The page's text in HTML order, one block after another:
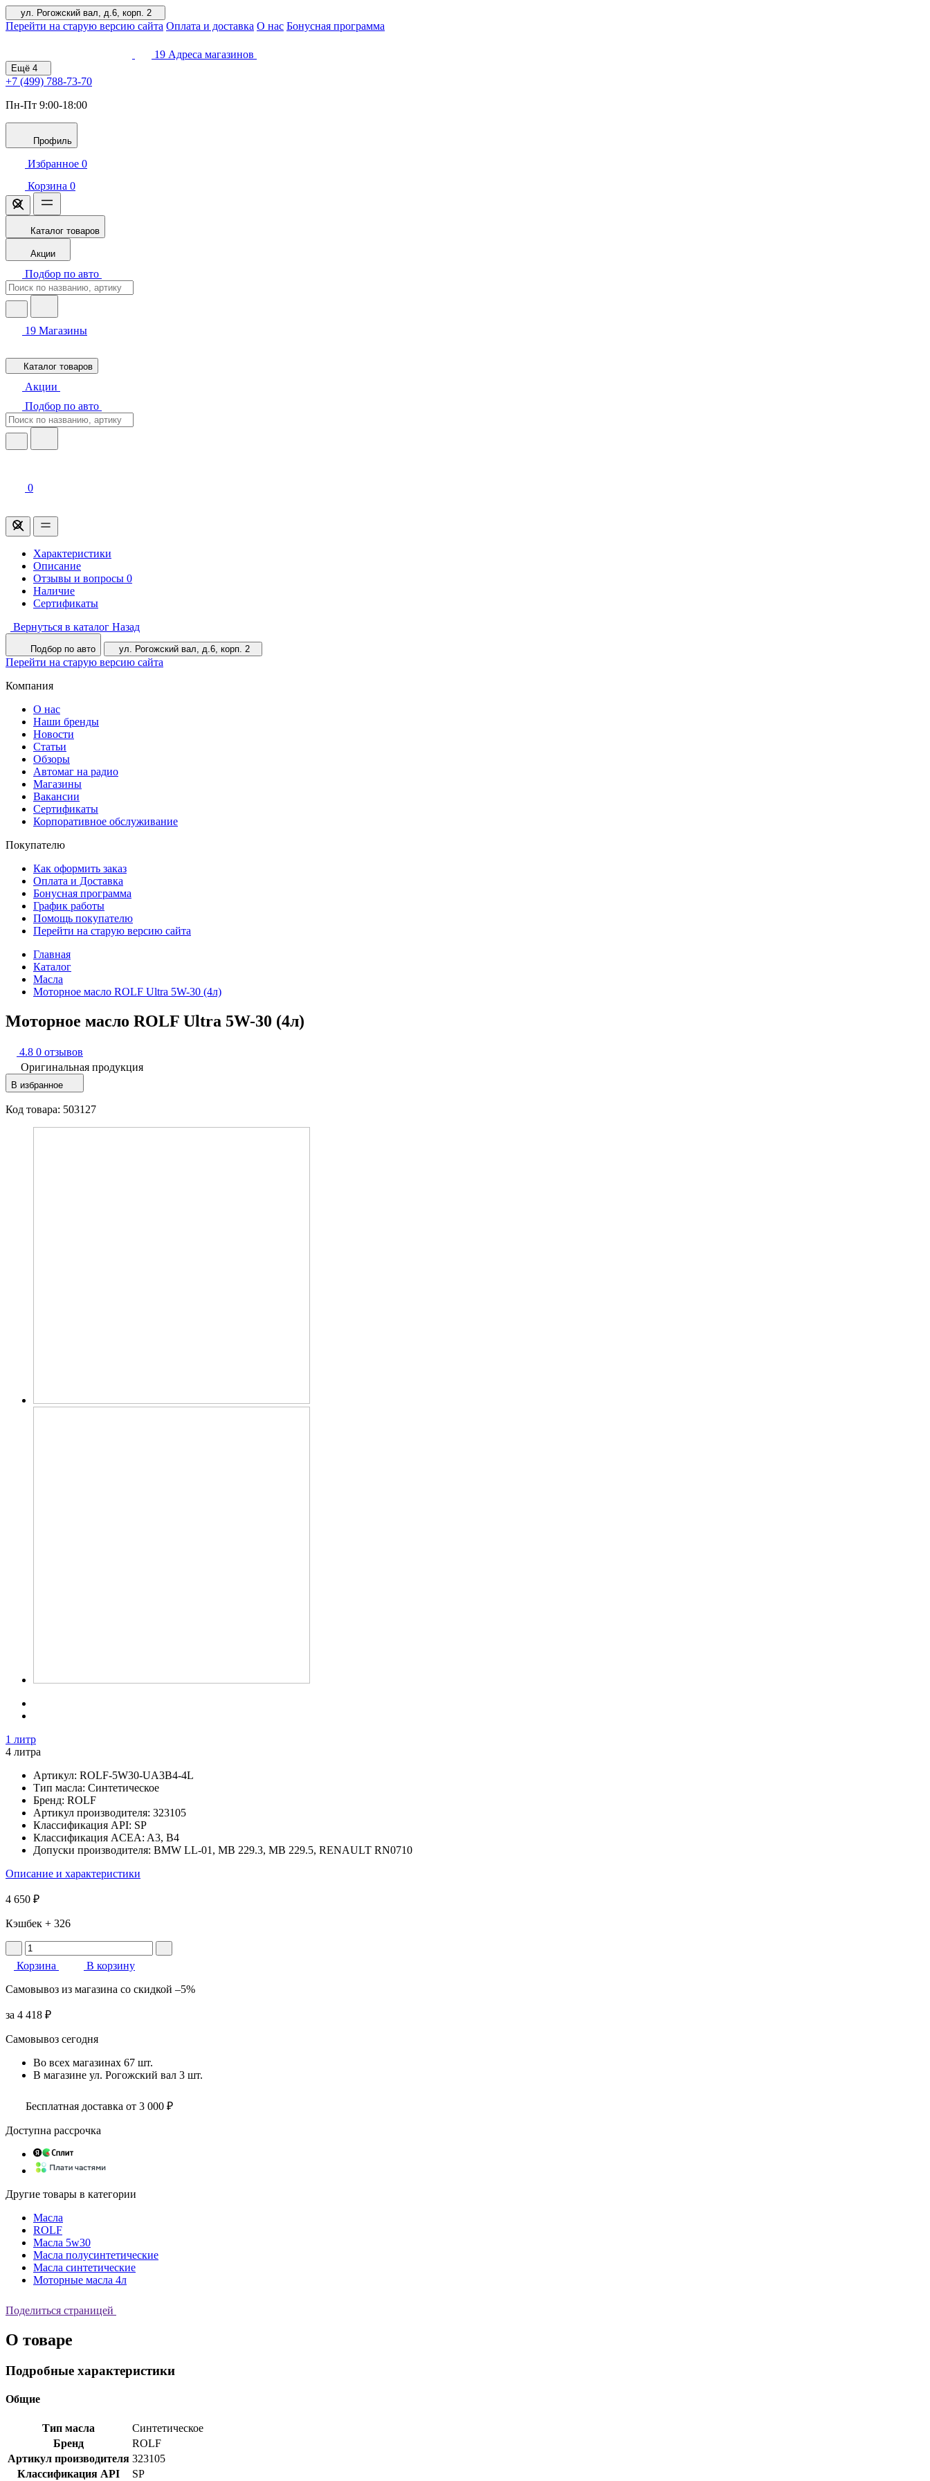
ул. Рогожский вал, д.6, корп. 2
Перейти на старую версию сайта Оплата и доставка О нас Бонусная программа
19 Адреса магазинов
Ещё 4
+7 (499) 788-73-70
Пн-Пт 9:00-18:00
Профиль
Избранное 0
Корзина 0
Каталог товаров
Акции
Подбор по авто
19 Магазины
Каталог товаров
Акции
Подбор по авто
0
Характеристики
Описание
Отзывы и вопросы 0
Наличие
Сертификаты
Вернуться в каталог Назад
Подбор по авто ул. Рогожский вал, д.6, корп. 2
Перейти на старую версию сайта
Компания
О нас
Наши бренды
Новости
Статьи
Обзоры
Автомаг на радио
Магазины
Вакансии
Сертификаты
Корпоративное обслуживание
Покупателю
Как оформить заказ
Оплата и Доставка
Бонусная программа
График работы
Помощь покупателю
Перейти на старую версию сайта
Главная
Каталог
Масла
Моторное масло ROLF Ultra 5W-30 (4л)
Моторное масло ROLF Ultra 5W-30 (4л)
4.8 0 отзывов
Оригинальная продукция
В избранное
Код товара: 503127
1 литр
4 литра
Артикул: ROLF-5W30-UA3B4-4L
Тип масла: Cинтетическое
Бренд: ROLF
Артикул производителя: 323105
Классификация API: SP
Классификация ACEA: A3, B4
Допуски производителя: BMW LL-01, MB 229.3, MB 229.5, RENAULT RN0710
Описание и характеристики
4 650 ₽
Кэшбек + 326
Корзина
В корзину
Самовывоз из магазина со скидкой –5%
за 4 418 ₽
Самовывоз сегодня
Во всех магазинах 67 шт.
В магазине ул. Рогожский вал 3 шт.
Бесплатная доставка от 3 000 ₽
Доступна рассрочка
Другие товары в категории
Масла
ROLF
Масла 5w30
Масла полусинтетические
Масла синтетические
Моторные масла 4л
Поделиться страницей
О товаре
Подробные характеристики
Общие
Тип масла
Cинтетическое
Бренд
ROLF
Артикул производителя 323105
Классификация API
SP